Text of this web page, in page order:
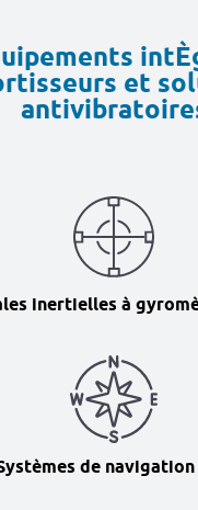
et
inertielles à
de navigation